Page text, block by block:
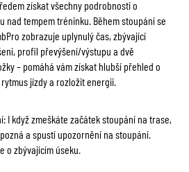
získat všechny podrobnosti o
nad tempem tréninku. Během stoupání se
zobrazuje uplynulý čas, zbývající
profil převýšení/výstupu a dvě
– pomáhá vám získat hlubší přehled o
jízdy a rozložit energii.
I když zmeškáte začátek stoupání na trase,
a spustí upozornění na stoupání.
o zbývajícím úseku.